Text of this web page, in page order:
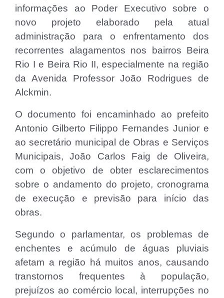
informações ao Poder Executivo sobre o
novo projeto elaborado pela atual
administração para o enfrentamento dos
recorrentes alagamentos nos bairros Beira
Rio I e Beira Rio II, especialmente na região
da Avenida Professor João Rodrigues de
Alckmin.
O documento foi encaminhado ao prefeito
Antonio Gilberto Filippo Fernandes Junior e
ao secretário municipal de Obras e Serviços
Municipais, João Carlos Faig de Oliveira,
com o objetivo de obter esclarecimentos
sobre o andamento do projeto, cronograma
de execução e previsão para início das
obras.
Segundo o parlamentar, os problemas de
enchentes e acúmulo de águas pluviais
afetam a região há muitos anos, causando
transtornos frequentes à população,
prejuízos ao comércio local, interrupções no